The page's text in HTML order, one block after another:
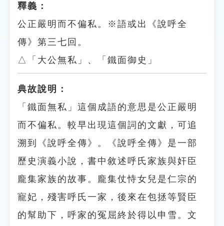
釋義：
公正嚴明而不偏私。※語或出《說呼全
傳》第三七回。
△「大公無私」、「鐵面御史」
典故說明：
「鐵面無私」這個成語的意思是公正嚴明
而不偏私。較早出現這個詞的文獻，可追
溯到《說呼全傳》。《說呼全傳》是一部
歷史演義小說，書中敘述呼氏家族與奸臣
龐集家族的故事。龐集仗恃女兒是仁宗的
寵妃，殘害呼氏一家，後來在包拯等賢臣
的幫助下，呼家的冤屈終於得以申雪。文